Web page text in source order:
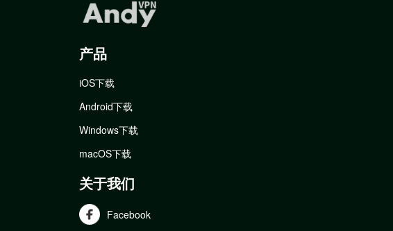
产品
iOS下载
Android下载
Windows下载
macOS下载
关于我们
Facebook